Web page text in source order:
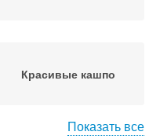
Красивые кашпо
Показать все